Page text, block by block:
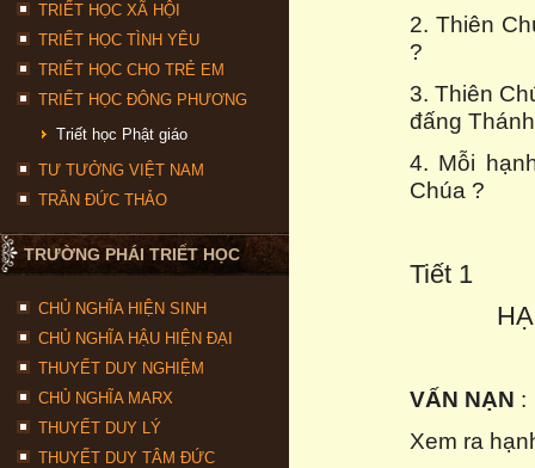
TRIẾT HỌC XÃ HỘI
TRIẾT HỌC TÌNH YÊU
TRIẾT HỌC CHO TRẺ EM
TRIẾT HỌC ĐÔNG PHƯƠNG
Triết học Phật giáo
TƯ TƯỞNG VIỆT NAM
TRẦN ĐỨC THẢO
TRƯỜNG PHÁI TRIẾT HỌC
CHỦ NGHĨA HIỆN SINH
CHỦ NGHĨA HẬU HIỆN ĐẠI
THUYẾT DUY NGHIỆM
CHỦ NGHĨA MARX
THUYẾT DUY LÝ
THUYẾT DUY TÂM ĐỨC
2. Thiên
?
3. Thiên
đấng
4. Mỗi
Chúa ?
Tiết 1
VẤN NẠN :
Xem ra